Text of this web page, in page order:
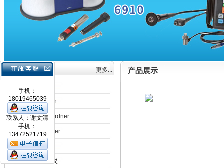
手机：
18019465039
联系人：谢文清
手机：
13472521719
产品目录 更多...
涂膜机
德国Erichsen
德国BYK-Gardner
英国Elcometer
耐磨试验机
色差仪光泽仪
产品展示